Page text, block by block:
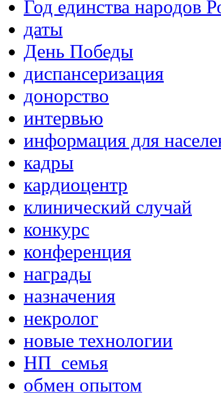
Год единства народов
даты
День Победы
диспансеризация
донорство
интервью
информация для
кадры
кардиоцентр
клинический случай
конкурс
конференция
награды
назначения
некролог
новые технологии
НП_семья
обмен опытом